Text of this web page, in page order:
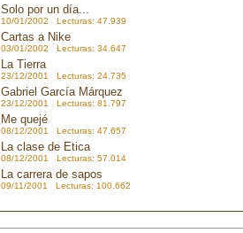
Solo por un día...
10/01/2002 Lecturas: 47.939
Cartas a Nike
03/01/2002 Lecturas: 34.647
La Tierra
23/12/2001 Lecturas: 24.735
Gabriel García Márquez
23/12/2001 Lecturas: 81.797
Me quejé
08/12/2001 Lecturas: 47.657
La clase de Etica
08/12/2001 Lecturas: 57.014
La carrera de sapos
09/11/2001 Lecturas: 100.662